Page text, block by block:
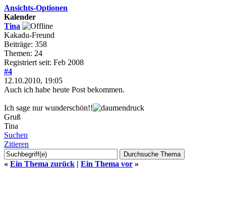
Ansichts-Optionen
Kalender
Tina
Kakadu-Freund
Beiträge: 358
Themen: 24
Registriert seit: Feb 2008
#4
12.10.2010, 19:05
Auch ich habe heute Post bekommen.
Ich sage nur wunderschön!!
Gruß
Tina
Suchen
Zitieren
« Ein Thema zurück | Ein Thema vor »